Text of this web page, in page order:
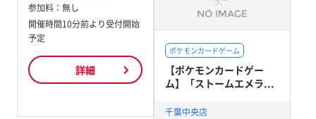
参加料： 無し
開催時間10分前より受付開始
予定
詳細
ポケモンカードゲーム
【ポケモンカードゲー
ム】「ストームエメラ...
千葉中央店